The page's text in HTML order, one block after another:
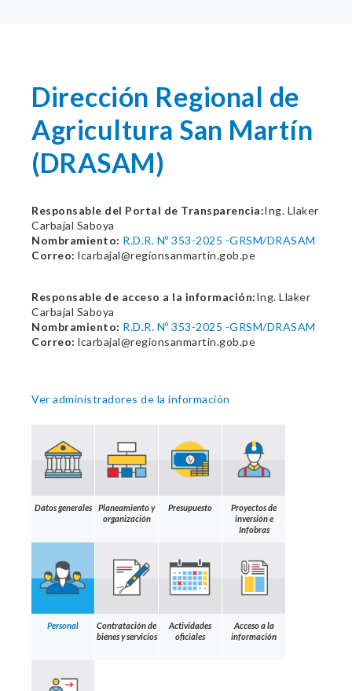
Dirección Regional de
Agricultura San Martín
(DRASAM)
Responsable del Portal de Transparencia:Ing. Llaker
Carbajal Saboya
Nombramiento: R.D.R. Nº 353-2025 -GRSM/DRASAM
Correo: lcarbajal@regionsanmartin.gob.pe
Responsable de acceso a la información:Ing. Llaker
Carbajal Saboya
Nombramiento: R.D.R. Nº 353-2025 -GRSM/DRASAM
Correo: lcarbajal@regionsanmartin.gob.pe
Ver administradores de la información
Datos generales
Planeamiento y
organización
Presupuesto
Proyectos de
inversión e
Infobras
Personal
Contratación de
bienes y servicios
Actividades
oficiales
Acceso a la
información